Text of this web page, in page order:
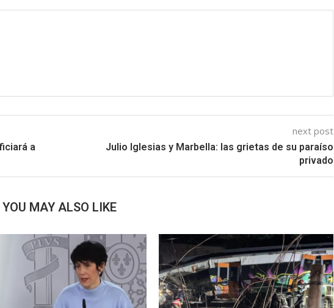
a
next post
Julio Iglesias y Marbella: las grietas de su paraíso
privado
YOU MAY ALSO LIKE